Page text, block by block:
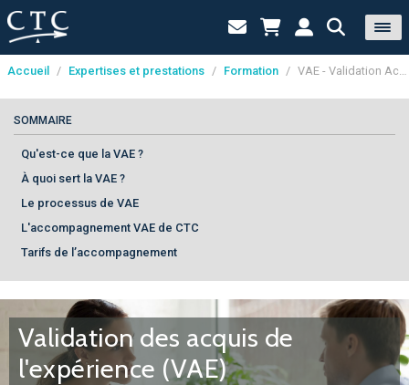
Panneau de gestion des cookies
Accueil / Expertises et prestations / Formation / VAE - Validation Acquis de l’Expérience
SOMMAIRE
Qu'est-ce que la VAE ?
À quoi sert la VAE ?
Le processus de VAE
L'accompagnement VAE de CTC
Tarifs de l’accompagnement
Validation des acquis de
l'expérience (VAE)